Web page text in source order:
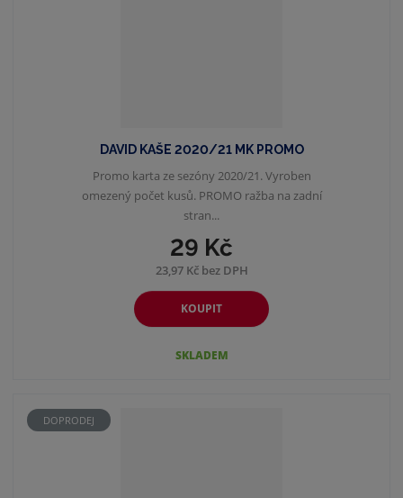
DAVID KAŠE 2020/21 MK PROMO
29 Kč
23,97 Kč bez DPH
KOUPIT
SKLADEM
Promo karta ze sezóny 2020/21. Vyroben
omezený počet kusů. PROMO ražba na zadní
stran...
DOPRODEJ